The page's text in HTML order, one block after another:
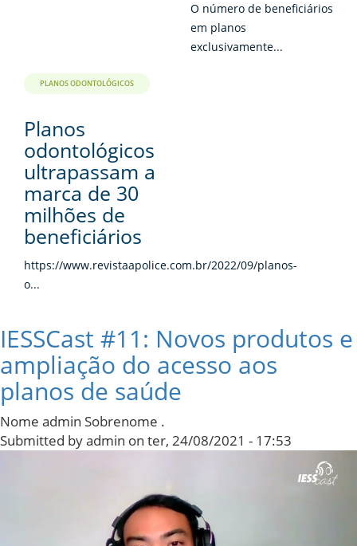
O número de beneficiários
em planos
exclusivamente...
PLANOS ODONTOLÓGICOS
Planos
odontológicos
ultrapassam a
marca de 30
milhões de
beneficiários
https://www.revistaapolice.com.br/2022/09/planos-
o...
IESSCast #11: Novos produtos e
ampliação do acesso aos
planos de saúde
Nome admin Sobrenome .
Submitted byadmin on ter, 24/08/2021 - 17:53